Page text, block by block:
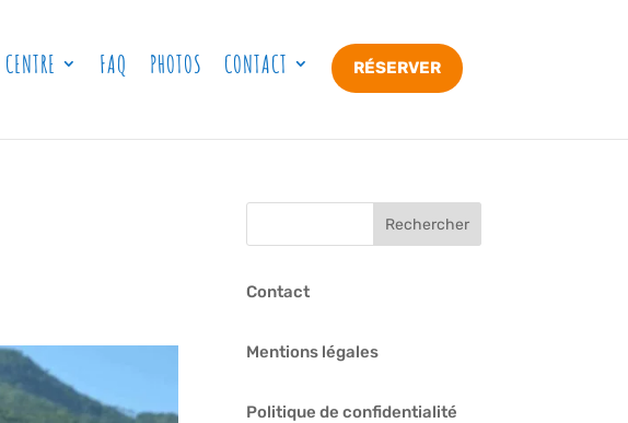
FAQ PHOTOS CONTACT RÉSERVER
Contact
Mentions légales
Politique de confidentialité